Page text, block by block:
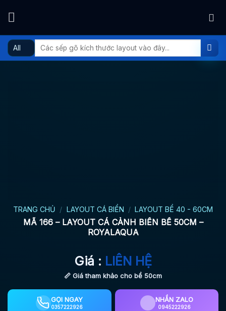
content
Tìm
kiếm:
TRANG CHỦ / LAYOUT CÁ BIỂN / LAYOUT BỂ 40 - 60CM
MÃ 166 – LAYOUT CÁ CẢNH BIỂN BỂ 50CM –
ROYALAQUA
Giá : LIÊN HỆ
📏 Giá tham khảo cho bể 50cm
GỌI NGAY
0357222926
NHẮN ZALO
0945222926